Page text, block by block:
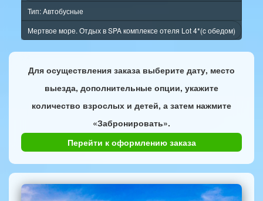
Тип: Aвтобусные
Мертвое море. Отдых в SPA комплексе отеля Lot 4*(c обедом)
Для осуществления заказа выберите дату, место
выезда, дополнительные опции, укажите
количество взрослых и детей, а затем нажмите
«Забронировать».
Перейти к оформлению заказа